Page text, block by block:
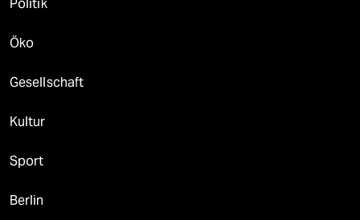
Politik
Öko
Gesellschaft
Kultur
Sport
Berlin